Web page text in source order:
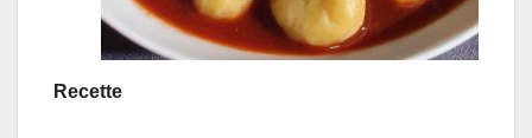
Recette